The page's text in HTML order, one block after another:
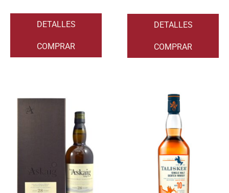
DETALLES
COMPRAR
DETALLES
COMPRAR